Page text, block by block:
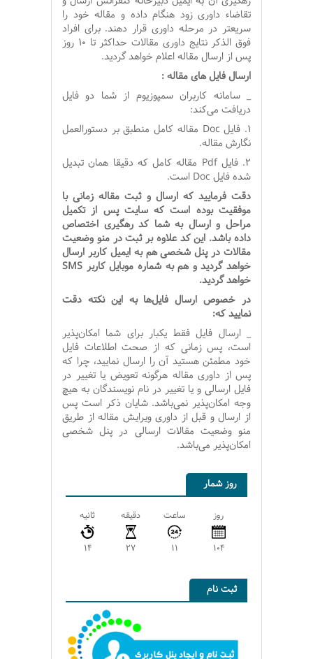
تقاضاء داوری زود هنگام داده و مقاله خود را
سریعتر در مرحله داوری قرار دهند. برای افراد
فوق الذکر نتایج داوری مقالات حداکثر تا 10 روز
پس از ارسال مقاله اعلام خواهد گردید.
ارسال فایل های مقاله :
_ سامانه کاربرانسمپوزیوم از شما دو فایل
دریافت می‌کند:
1. فایل
Doc مقاله کامل منطبق بر دستورالعمل
نگارش مقاله.
2. فایل
Pdf مقاله کامل که دقیقا همان تبدیل
شده فایل Doc است.
دقت فرمایید که ارسال و ثبت مقاله زمانی با
موفقیت بوده است که سایت پس از تکمیل
مراحل و ارسال به شما کد رهگیری اختصاص
داده باشد. این کد علاوه بر ثبت در منو وضعیت
مقالات در پنل شخصی هم به ایمیل کاربر ارسال
خواهد گردید و هم به شماره موبایل کاربر SMS
خواهد گردید.
در خصوص ارسال فایل‌ها به این نکته دقت
نمایید که:
_ ارسال فایل فقط یکبار برای شما امکان‌پذیر
است، پس زمانی که از صحت اطلاعات فایل
خود مطمئن هستید آن را ارسال نمایید، چرا که
پس از داوری مقاله هرگونه تعویض یا تغییر در
فایل ارسالی و یا تغییر در نام نویسندگان به هیچ
وجه امکان‌پذیر نمی‌باشد. شایان ذکر است پس
از ارسال و قبل از داوری ویرایش مقاله از طریق
منو وضعیت مقالات ارسالی در پنل شخصی
امکان‌پذیر می‌باشد.
روز شمار
ثانیه دقیقه ساعت روز
14 27 11 104
ثبت نام